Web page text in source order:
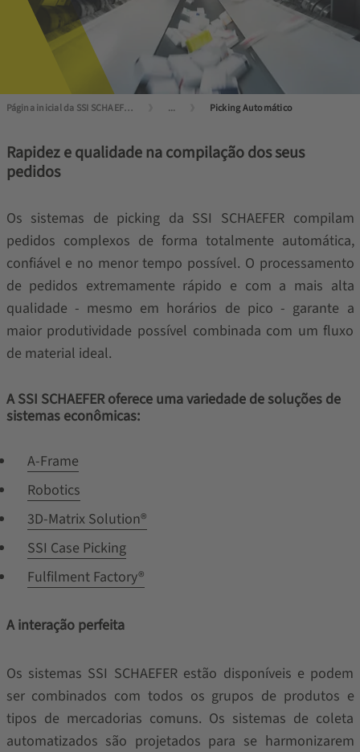
Página inicial da SSI SCHAEFER ... Picking Automático
Rapidez e qualidade na compilação dos seus
pedidos
Os sistemas de picking da SSI SCHAEFER compilam
pedidos complexos de forma totalmente automática,
confiável e no menor tempo possível. O processamento
de pedidos extremamente rápido e com a mais alta
qualidade - mesmo em horários de pico - garante a
maior produtividade possível combinada com um fluxo
de material ideal.
A SSI SCHAEFER oferece uma variedade de soluções de
sistemas econômicas:
A-Frame
Robotics
3D-Matrix Solution®
SSI Case Picking
Fulfilment Factory®
A interação perfeita
Os sistemas SSI SCHAEFER estão disponíveis e podem
ser combinados com todos os grupos de produtos e
tipos de mercadorias comuns. Os sistemas de coleta
automatizados são projetados para se harmonizarem